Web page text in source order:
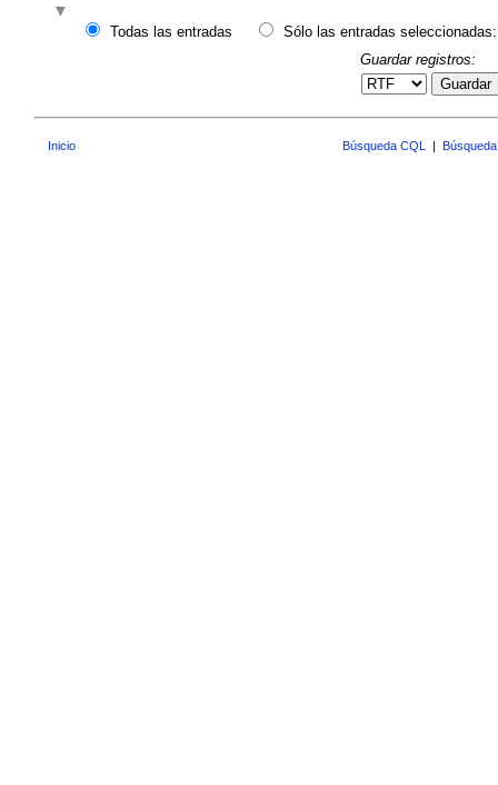
Todas las entradas
Sólo las entradas seleccionadas:
Guardar registros:
Guardar
Inicio Búsqueda CQL